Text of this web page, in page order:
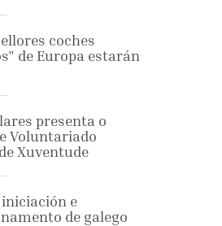
coches
de Europa estarán
presenta o
Voluntariado
Xuventude
iniciación e
de galego